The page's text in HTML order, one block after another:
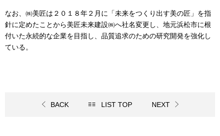
なお、㈱美匠は２０１８年２月に「未来をつくり出す美の匠」を指
針に定めたことから美匠未来建設㈱へ社名変更し、地元浜松市に根
付いた永続的な企業を目指し、品質追求のための研究開発を強化し
ている。
BACK LIST TOP NEXT